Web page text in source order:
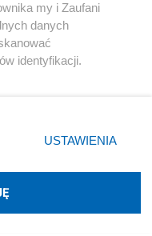
Youtube
W3media.pl
my i Zaufani
danych
identyfikacji.
prywatności
strony
zgody
się takiemu
USTAWIENIA